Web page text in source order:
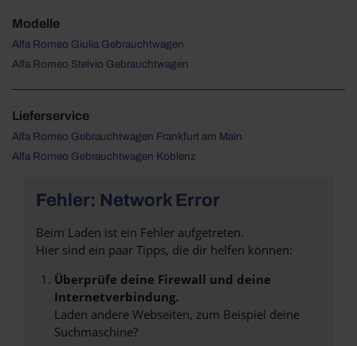
Modelle
Alfa Romeo Giulia Gebrauchtwagen
Alfa Romeo Stelvio Gebrauchtwagen
Lieferservice
Alfa Romeo Gebrauchtwagen Frankfurt am Main
Alfa Romeo Gebrauchtwagen Koblenz
Fehler: Network Error
Beim Laden ist ein Fehler aufgetreten.
Hier sind ein paar Tipps, die dir helfen können:
Überprüfe deine Firewall und deine
Internetverbindung.
Laden andere Webseiten, zum Beispiel deine
Suchmaschine?